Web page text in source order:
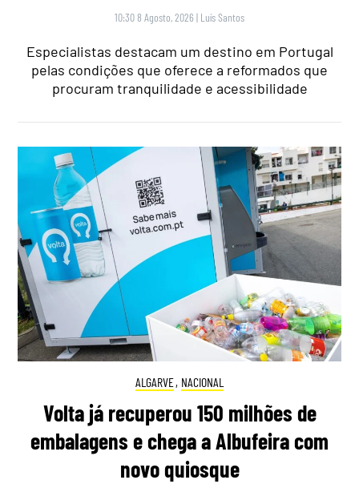
10:30 8 Agosto, 2026 | Luís Santos
Especialistas destacam um destino em Portugal
pelas condições que oferece a reformados que
procuram tranquilidade e acessibilidade
ALGARVE, NACIONAL
Volta já recuperou 150 milhões de
embalagens e chega a Albufeira com
novo quiosque